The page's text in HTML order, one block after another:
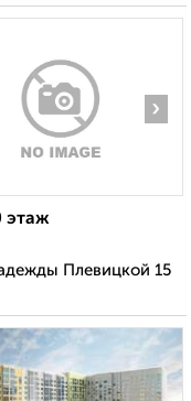
›
этаж
Плевицкой 15